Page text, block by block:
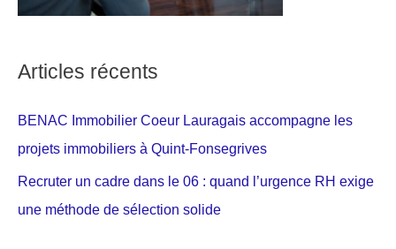
Articles récents
BENAC Immobilier Coeur Lauragais accompagne les
projets immobiliers à Quint-Fonsegrives
Recruter un cadre dans le 06 : quand l’urgence RH exige
une méthode de sélection solide